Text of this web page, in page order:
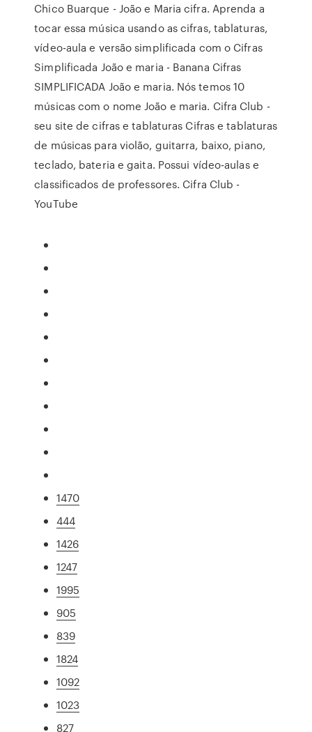
Chico Buarque - João e Maria cifra. Aprenda a
tocar essa música usando as cifras, tablaturas,
vídeo-aula e versão simplificada com o Cifras
Simplificada João e maria - Banana Cifras
SIMPLIFICADA João e maria. Nós temos 10
músicas com o nome João e maria. Cifra Club -
seu site de cifras e tablaturas Cifras e tablaturas
de músicas para violão, guitarra, baixo, piano,
teclado, bateria e gaita. Possui vídeo-aulas e
classificados de professores. Cifra Club -
YouTube
1470
444
1426
1247
1995
905
839
1824
1092
1023
827